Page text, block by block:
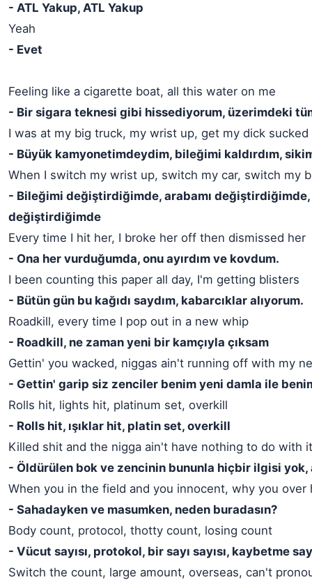
- ATL Yakup, ATL Yakup
Yeah
- Evet
Feeling like a cigarette boat, all this water on me
- Bir sigara teknesi gibi hissediyorum, üzerimdeki
I was at my big truck, my wrist up, get my dick sucked
- Büyük kamyonetimdeydim, bileğimi kaldırdım,
When I switch my wrist up, switch my car, switch my
- Bileğimi değiştirdiğimde, arabamı değiştirdiğimde,
değiştirdiğimde
Every time I hit her, I broke her off then dismissed her
- Ona her vurduğumda, onu ayırdım ve kovdum.
I been counting this paper all day, I'm getting blisters
- Bütün gün bu kağıdı saydım, kabarcıklar alıyorum.
Roadkill, every time I pop out in a new whip
- Roadkill, ne zaman yeni bir kamçıyla çıksam
Gettin' you wacked, niggas ain't running off with my
- Gettin' garip siz zenciler benim yeni damla ile
Rolls hit, lights hit, platinum set, overkill
- Rolls hit, ışıklar hit, platin set, overkill
Killed shit and the nigga ain't have nothing to do with
- Öldürülen bok ve zencinin bununla hiçbir ilgisi yok,
When you in the field and you innocent, why you over
- Sahadayken ve masumken, neden buradasın?
Body count, protocol, thotty count, losing count
- Vücut sayısı, protokol, bir sayı sayısı, kaybetme
Switch the count, large amount, overseas, can't